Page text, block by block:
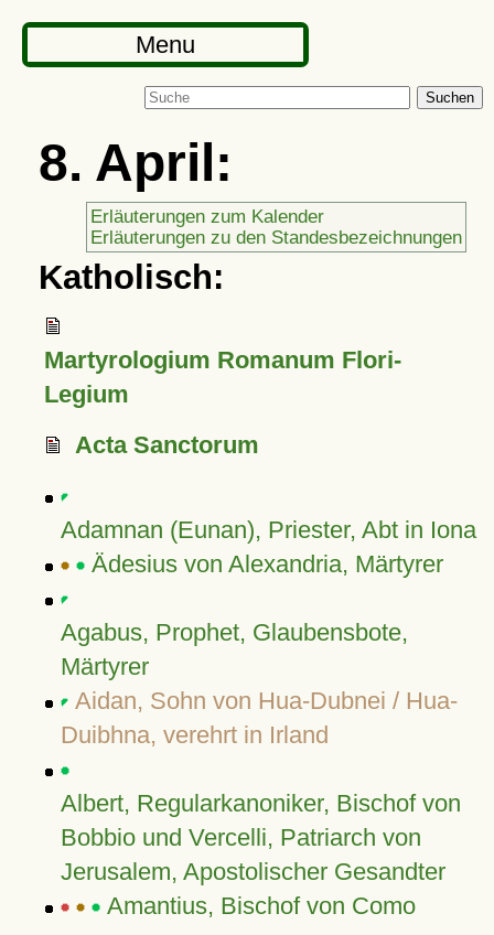
Menu
Suchen
8. April:
Erläuterungen zum Kalender
Erläuterungen zu den Standesbezeichnungen
Katholisch:
Martyrologium Romanum Flori-
Legium
Acta Sanctorum
Adamnan (Eunan), Priester, Abt in Iona
Ädesius von Alexandria, Märtyrer
Agabus, Prophet, Glaubensbote,
Märtyrer
Aidan, Sohn von Hua-Dubnei / Hua-
Duibhna, verehrt in Irland
Albert, Regularkanoniker, Bischof von
Bobbio und Vercelli, Patriarch von
Jerusalem, Apostolischer Gesandter
Amantius, Bischof von Como